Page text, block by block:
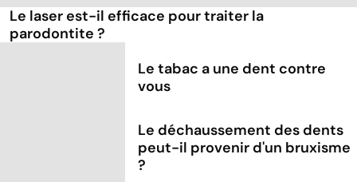
Le laser est-il efficace pour traiter la
parodontite ?
Le tabac a une dent contre
vous
Le déchaussement des dents
peut-il provenir d'un bruxisme
?